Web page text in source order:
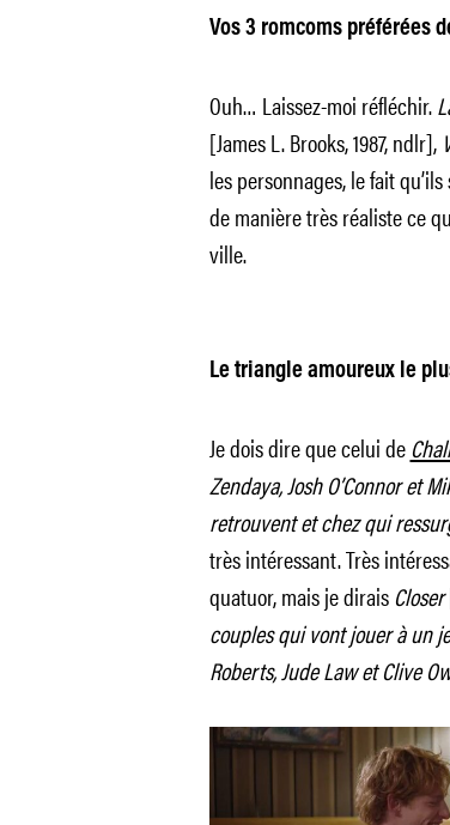
Vos 3 romcoms préférées
Ouh… Laissez-moi réfléchir.
[James L. Brooks, 1987, ndlr],
les personnages, le fait
de manière très réaliste ce
ville.
Le triangle amoureux le
Je dois dire que celui de
Zendaya, Josh O’Connor et
retrouvent et chez qui
très intéressant. Très
quatuor, mais je dirais Closer
couples qui vont jouer à un
Roberts, Jude Law et Clive